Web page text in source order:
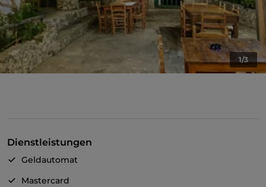
1/3
Dienstleistungen
Geldautomat
Mastercard